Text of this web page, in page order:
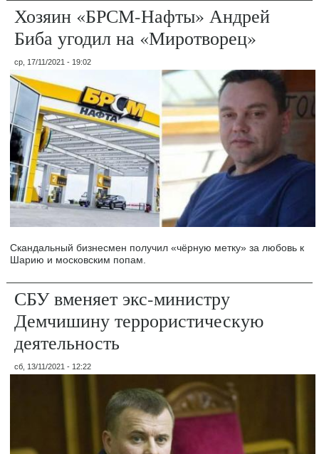
Хозяин «БРСМ-Нафты» Андрей
Биба угодил на «Миротворец»
ср, 17/11/2021 - 19:02
Скандальный бизнесмен получил «чёрную метку» за любовь к
Шарию и московским попам.
СБУ вменяет экс-министру
Демчишину террористическую
деятельность
сб, 13/11/2021 - 12:22